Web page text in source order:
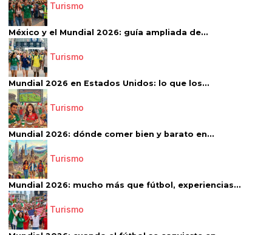
Turismo
México y el Mundial 2026: guía ampliada de...
Turismo
Mundial 2026 en Estados Unidos: lo que los...
Turismo
Mundial 2026: dónde comer bien y barato en...
Turismo
Mundial 2026: mucho más que fútbol, experiencias...
Turismo